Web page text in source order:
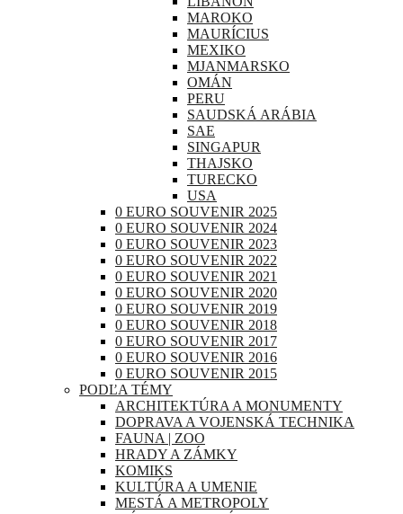
MAROKO
MAURÍCIUS
MEXIKO
MJANMARSKO
OMÁN
PERU
SAUDSKÁ ARÁBIA
SAE
SINGAPUR
THAJSKO
TURECKO
USA
0 EURO SOUVENIR 2025
0 EURO SOUVENIR 2024
0 EURO SOUVENIR 2023
0 EURO SOUVENIR 2022
0 EURO SOUVENIR 2021
0 EURO SOUVENIR 2020
0 EURO SOUVENIR 2019
0 EURO SOUVENIR 2018
0 EURO SOUVENIR 2017
0 EURO SOUVENIR 2016
0 EURO SOUVENIR 2015
PODĽA TÉMY
ARCHITEKTÚRA A MONUMENTY
DOPRAVA A VOJENSKÁ TECHNIKA
FAUNA | ZOO
HRADY A ZÁMKY
KOMIKS
KULTÚRA A UMENIE
MESTÁ A METROPOLY